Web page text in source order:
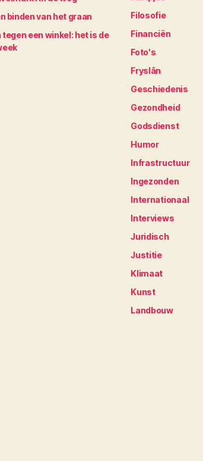
binden van het graan
een winkel: het is de
Filosofie
Financiën
Foto's
Fryslân
Geschiedenis
Gezondheid
Godsdienst
Humor
Infrastructuur
Ingezonden
Internationaal
Interviews
Juridisch
Justitie
Klimaat
Kunst
Landbouw